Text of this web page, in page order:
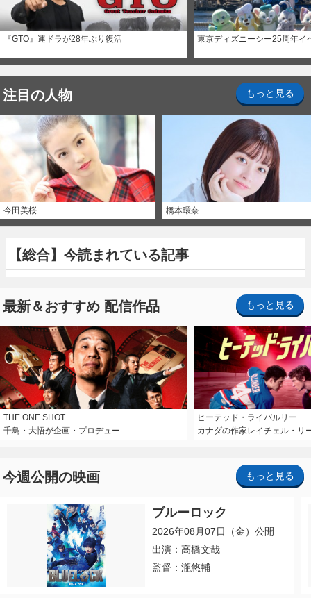
『GTO』連ドラが28年ぶり復活 東京ディズニーシー25周年イ
注目の人物 もっと見る
今田美桜 橋本環奈
【総合】今読まれている記事
最新＆おすすめ 配信作品 もっと見る
THE ONE SHOT
千鳥・大悟が企画・プロデュー…
ヒーテッド・ライバルリー
カナダの作家レイチェル・リ
今週公開の映画 もっと見る
ブルーロック
2026年08月07日（金）公開
出演：高橋文哉
監督：瀧悠輔